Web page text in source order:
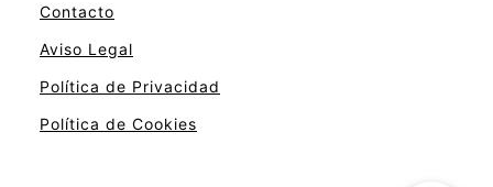
Contacto
Aviso Legal
Política de Privacidad
Política de Cookies